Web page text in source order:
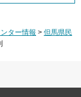
ター情報 > 但馬県民